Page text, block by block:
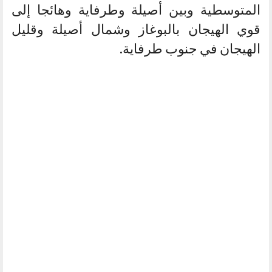
المتوسطية وبين أصيلة وطرفاية وهائجا إلى
قوي الهيجان بالبوغاز وشمال أصيلة وقليل
الهيجان في جنوب طرفاية.